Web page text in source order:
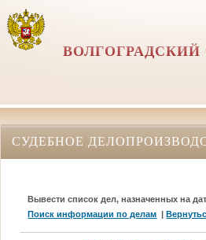
СУДЕБНОЕ
Вывести список дел, назначенных на
Поиск информации по делам |